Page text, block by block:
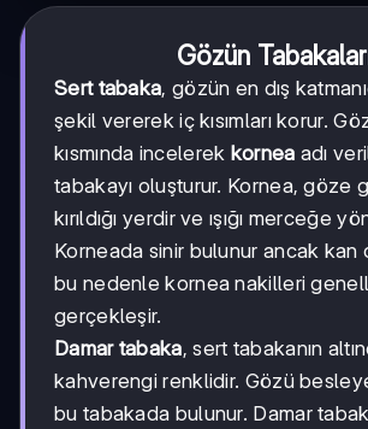
Gözün
Sert tabaka, gözün en dış
şekil vererek iç kısımları korur.
kısmında incelerek kornea adı
tabakayı oluşturur. Kornea, göze
kırıldığı yerdir ve ışığı merceğe
Korneada sinir bulunur ancak kan
bu nedenle kornea nakilleri
gerçekleşir.
Damar tabaka, sert tabakanın
kahverengi renklidir. Gözü
bu tabakada bulunur. Damar